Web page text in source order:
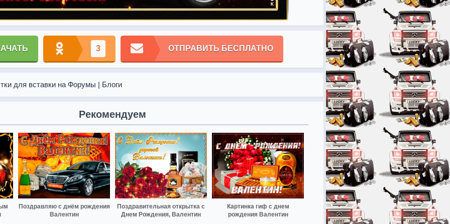
3 ОТПРАВИТЬ БЕСПЛАТНО
для вставки на Форумы | Блоги
Рекомендуем
Поздравляю с днём рождения
Валентин
Поздравительная открытка с
Днем Рождения, Валентин
Картинка гиф с днем
рождения Валентин